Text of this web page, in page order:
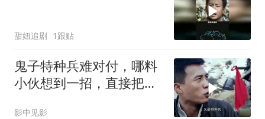
甜妞追剧 1跟贴
鬼子特种兵难对付，哪料
小伙想到一招，直接把特
影中见影